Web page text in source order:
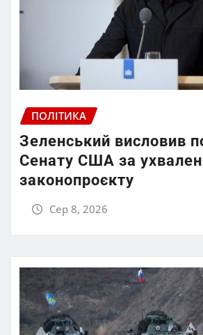
ПОЛІТИКА
Зеленський висловив
Сенату США за
законопроєкту
Сер 8, 2026